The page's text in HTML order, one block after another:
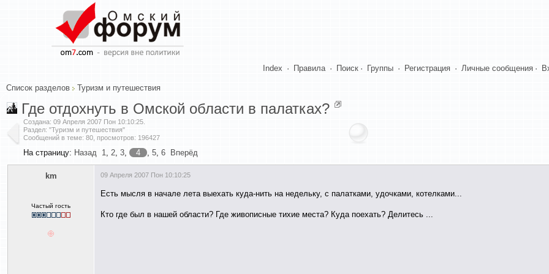
Index · Правила · Поиск · Группы · Регистрация · Личные сообщения ·
Список разделов Туризм и путешествия
Где отдохнуть в Омской области в палатках?
Создана: 09 Апреля 2007 Пон 10:10:25
Раздел: "Туризм и путешествия"
Сообщений в теме: 80, просмотров: 196427
На страницу: Назад 1, 2, 3, 4 , 5, 6 Вперёд
km
Частый гость
09 Апреля 2007 Пон 10:10:25
Есть мысля в начале лета выехать куда-нить на недельку, с палатками, удочками, котелками...
Кто где был в нашей области? Где живописные тихие места? Куда поехать? Делитесь ...